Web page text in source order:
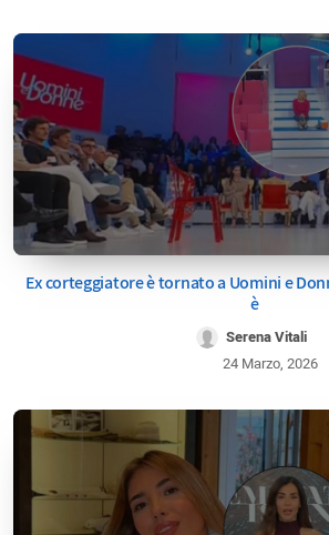
Ex corteggiatore è tornato a Uomini e
è
Serena Vitali
24 Marzo, 2026